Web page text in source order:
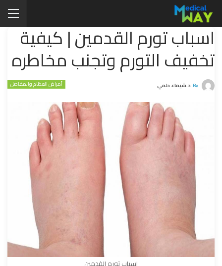
اسباب تورم القدمين | كيفية
تخفيف التورم وتجنب مخاطره
أمراض العظام والمفاصل By د.شيماء حلمي
اسباب تورم القدمين